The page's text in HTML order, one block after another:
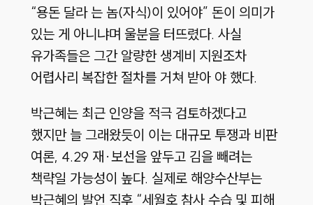
“용돈 달라 는 놈(자식)이 있어야” 돈이 의미가
있는 게 아니냐며 울분을 터뜨렸다. 사실
유가족들은 그간 알량한 생계비 지원조차
어렵사리 복잡한 절차를 거쳐 받아 야 했다.
박근혜는 최근 인양을 적극 검토하겠다고
했지만 늘 그래왔듯이 이는 대규모 투쟁과 비판
여론, 4.29 재·보선을 앞두고 김을 빼려는
책략일 가능성이 높다. 실제로 해양수산부는
박근혜의 발언 직후 “세월호 참사 수습 및 피해